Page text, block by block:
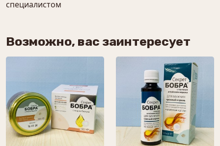
специалистом
Возможно, вас заинтересует